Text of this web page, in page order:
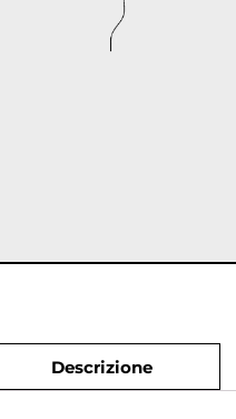
Descrizione